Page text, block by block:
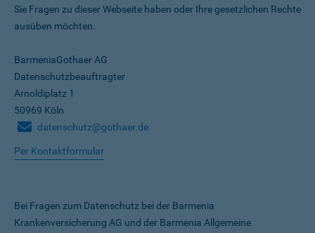
Sie Fragen zu dieser Webseite haben oder Ihre gesetzlichen Rechte
ausüben möchten.
BarmeniaGothaer AG
Datenschutzbeauftragter
Arnoldiplatz 1
50969 Köln
datenschutz@gothaer.de
Per Kontaktformular
Bei Fragen zum Datenschutz bei der Barmenia
Krankenversicherung AG und der Barmenia Allgemeine